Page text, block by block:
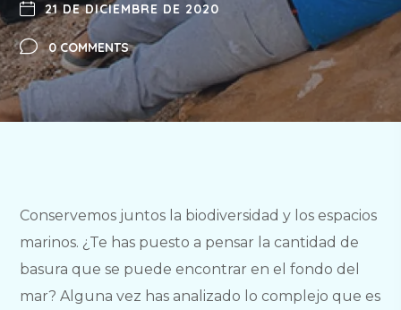
21 DE DICIEMBRE DE 2020
0 COMMENTS
Conservemos juntos la biodiversidad y los espacios
marinos. ¿Te has puesto a pensar la cantidad de
basura que se puede encontrar en el fondo del
mar? Alguna vez has analizado lo complejo que es